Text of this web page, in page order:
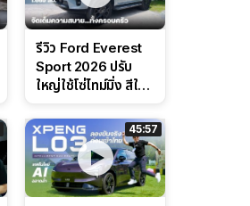
รีวิว Ford Everest
Sport 2026 ปรับ
ใหญ่ใช้โซ่ไทม์มิ่ง สีใหม่
ดุดันสไตล์ครอบครัว
สายลุย
45:57